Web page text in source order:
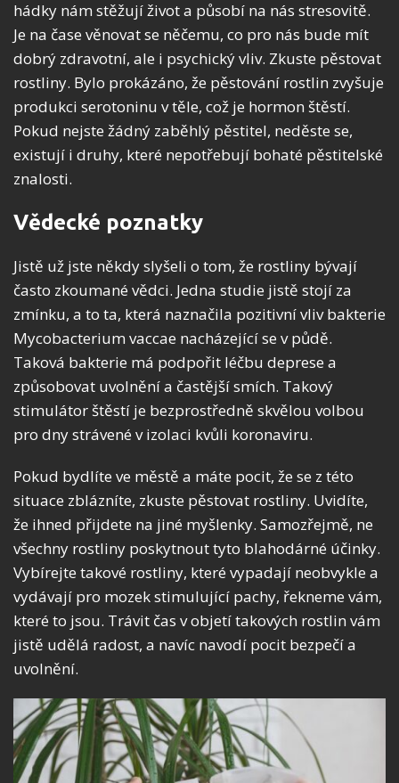
hádky nám stěžují život a působí na nás stresovitě.
Je na čase věnovat se něčemu, co pro nás bude mít
dobrý zdravotní, ale i psychický vliv. Zkuste pěstovat
rostliny. Bylo prokázáno, že pěstování rostlin zvyšuje
produkci serotoninu v těle, což je hormon štěstí.
Pokud nejste žádný zaběhlý pěstitel, neděste se,
existují i druhy, které nepotřebují bohaté pěstitelské
znalosti.
Vědecké poznatky
Jistě už jste někdy slyšeli o tom, že rostliny bývají
často zkoumané vědci. Jedna studie jistě stojí za
zmínku, a to ta, která naznačila pozitivní vliv bakterie
Mycobacterium vaccae nacházející se v půdě.
Taková bakterie má podpořit léčbu deprese a
způsobovat uvolnění a častější smích. Takový
stimulátor štěstí je bezprostředně skvělou volbou
pro dny strávené v izolaci kvůli koronaviru.
Pokud bydlíte ve městě a máte pocit, že se z této
situace zblázníte, zkuste pěstovat rostliny. Uvidíte,
že ihned přijdete na jiné myšlenky. Samozřejmě, ne
všechny rostliny poskytnout tyto blahodárné účinky.
Vybírejte takové rostliny, které vypadají neobvykle a
vydávají pro mozek stimulující pachy, řekneme vám,
které to jsou. Trávit čas v objetí takových rostlin vám
jistě udělá radost, a navíc navodí pocit bezpečí a
uvolnění.